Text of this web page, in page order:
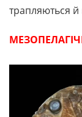
трапляються